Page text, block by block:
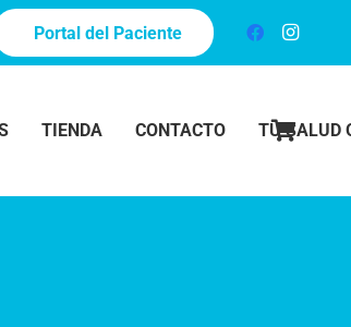
Portal del Paciente
TIENDA CONTACTO TU SALUD